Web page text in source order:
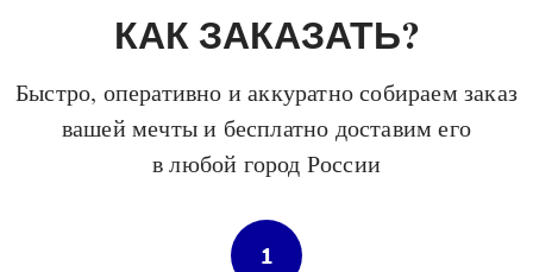
КАК ЗАКАЗАТЬ?
Быстро, оперативно и аккуратно собираем заказ
вашей мечты и бесплатно доставим его
в любой город России
1